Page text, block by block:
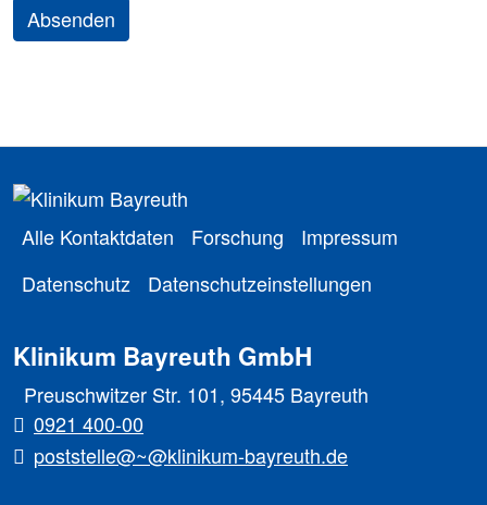
Alle Kontaktdaten Forschung
Impressum
Datenschutz
Datenschutzeinstellungen
Klinikum Bayreuth GmbH
Preuschwitzer Str. 101, 95445 Bayreuth
0921 400-00
poststelle@~@klinikum-bayreuth.de